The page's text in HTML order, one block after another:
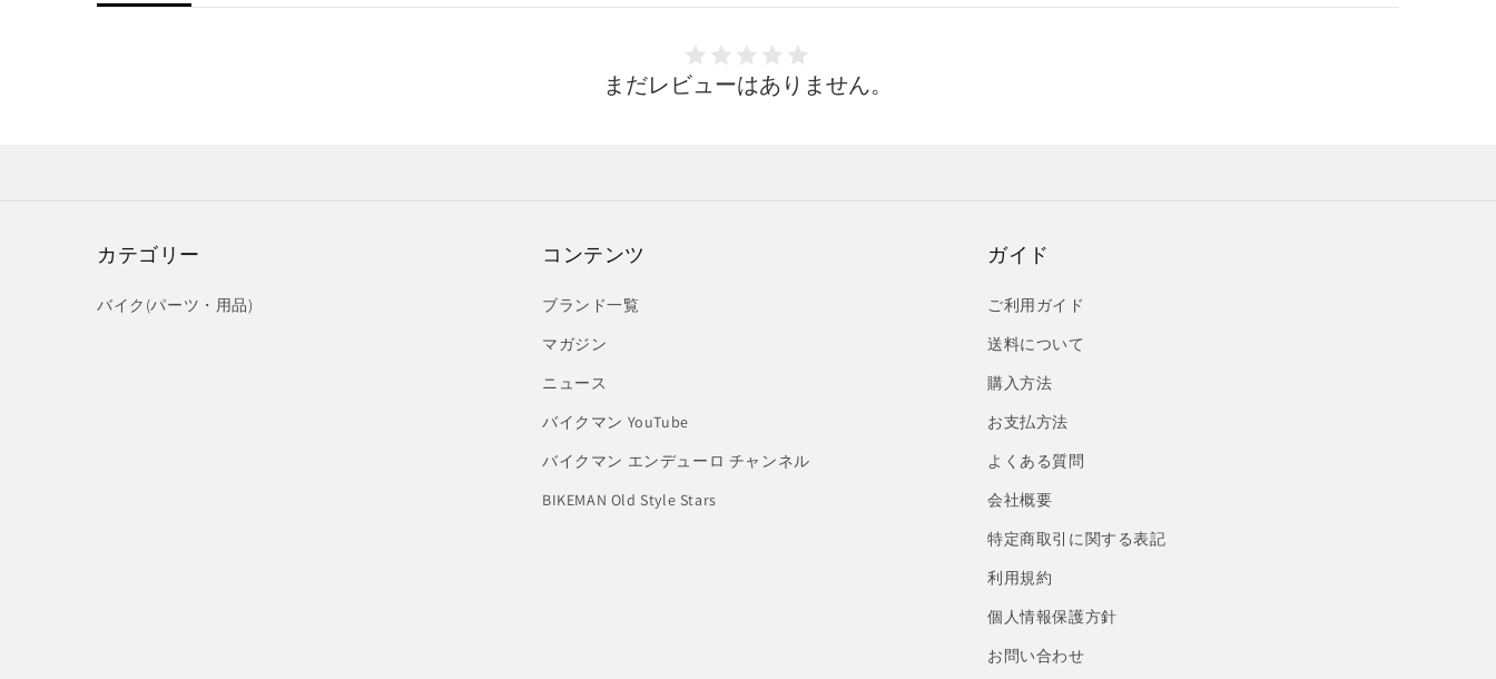
まだレビューはありません。
カテゴリー
バイク(パーツ・用品)
コンテンツ
ブランド一覧
マガジン
ニュース
バイクマン YouTube
バイクマン エンデューロ チャンネル
BIKEMAN Old Style Stars
ガイド
ご利用ガイド
送料について
購入方法
お支払方法
よくある質問
会社概要
特定商取引に関する表記
利用規約
個人情報保護方針
お問い合わせ